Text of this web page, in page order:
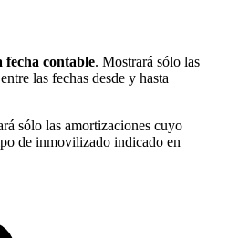
fecha contable. Mostrará sólo las
las fechas desde y hasta
sólo las amortizaciones cuyo
de inmovilizado indicado en